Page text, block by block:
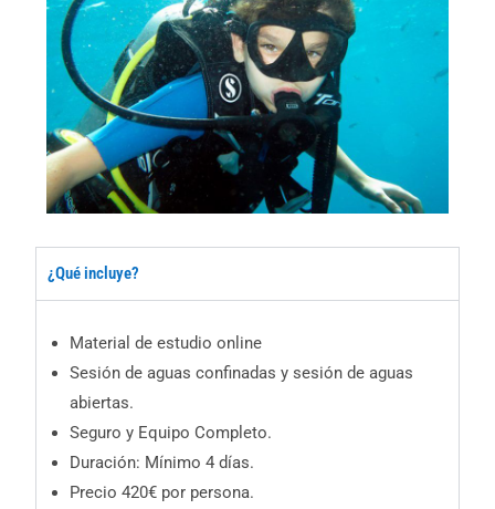
¿Qué incluye?
Material de estudio online
Sesión de aguas confinadas y sesión de aguas
abiertas.
Seguro y Equipo Completo.
Duración: Mínimo 4 días.
Precio 420€ por persona.